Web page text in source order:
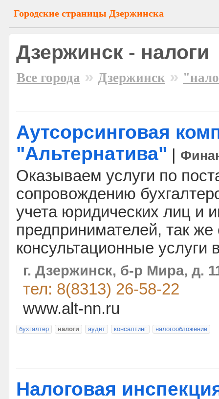
Городские страницы Дзержинска
Дзержинск - налоги
Все города » Дзержинск »
Аутсорсинговая
"Альтернатива"
Оказываем услуги по
сопровождению
учета юридических лиц и
предпринимателей, так
консультационные услуги
г. Дзержинск, б-р Мира, д.
тел: 8(8313) 26-58-22
www.alt-nn.ru
бухгалтер налоги аудит консалтинг налогообложение
Налоговая